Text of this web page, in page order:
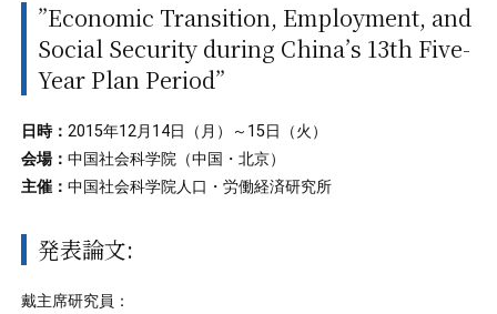
”Economic Transition, Employment, and
Social Security during China’s 13th Five-
Year Plan Period”
日時：2015年12月14日（月）～15日（火）
会場：中国社会科学院（中国・北京）
主催：中国社会科学院人口・労働経済研究所
発表論文:
戴主席研究員：